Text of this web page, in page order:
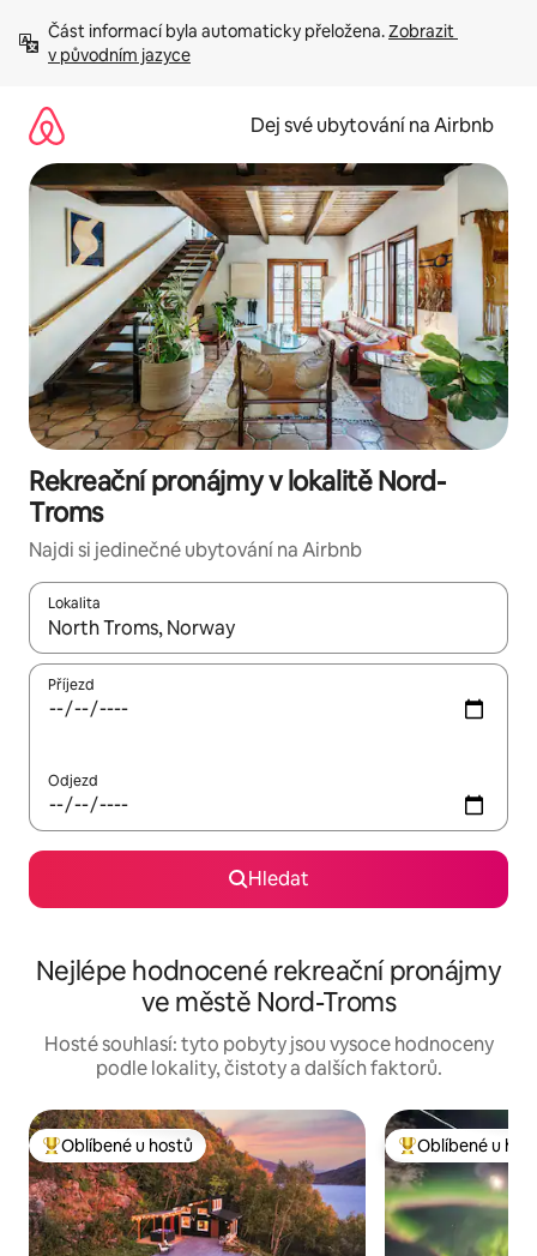
obsah
Část informací byla automaticky přeložena. Zobrazit
v původním jazyce
Dej své ubytování na Airbnb
Rekreační pronájmy v lokalitě Nord-
Troms
Najdi si jedinečné ubytování na Airbnb
Lokalita
Až budou výsledky k dispozici, můžeš si je procházet pomocí
Příjezd
Odjezd
Hledat
Nejlépe hodnocené rekreační pronájmy
ve městě Nord-Troms
Hosté souhlasí: tyto pobyty jsou vysoce hodnoceny
podle lokality, čistoty a dalších faktorů.
Nejlepší v kategorii Oblíbené u hostů
Oblíbené u hostů Nejlepší v
Oblíbené u